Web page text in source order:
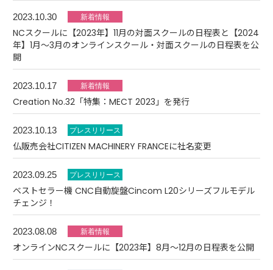
2023.10.30
NCスクールに【2023年】11月の対面スクールの日程表と【2024
年】1月～3月のオンラインスクール・対面スクールの日程表を公
開
2023.10.17
Creation No.32「特集：MECT 2023」を発行
2023.10.13
仏販売会社CITIZEN MACHINERY FRANCEに社名変更
2023.09.25
ベストセラー機 CNC自動旋盤Cincom L20シリーズフルモデル
チェンジ！
2023.08.08
オンラインNCスクールに【2023年】8月～12月の日程表を公開